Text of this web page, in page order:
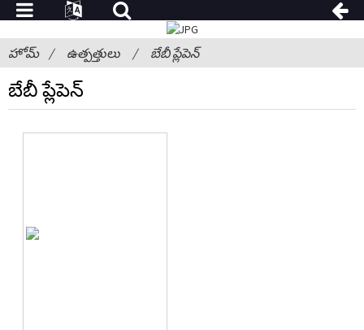
హోమ్ ఉత్పత్తులు బేబీ ప్లేపెన్
బేబీ ప్లేపెన్